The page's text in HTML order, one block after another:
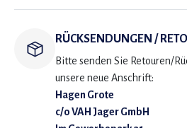
RÜCKSENDUNGEN /
Bitte senden Sie Retouren/
unsere neue Anschrift:
Hagen Grote
c/o VAH Jager GmbH